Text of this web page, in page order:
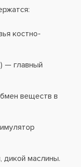
костно-
— главный
веществ в
дикой маслины.